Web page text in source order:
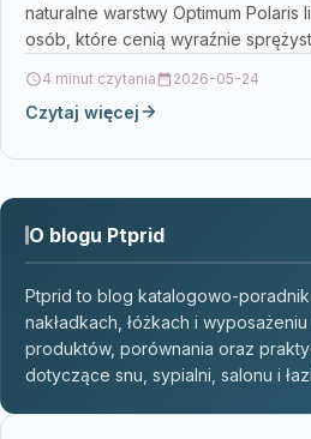
naturalne warstwy Optimum
osób, które cenią wyraźnie
4 minut czytania 2026-05-24
Czytaj więcej
O blogu Ptprid
Ptprid to blog katalogowo-
nakładkach, łóżkach i
produktów, porównania oraz
dotyczące snu, sypialni, salonu i